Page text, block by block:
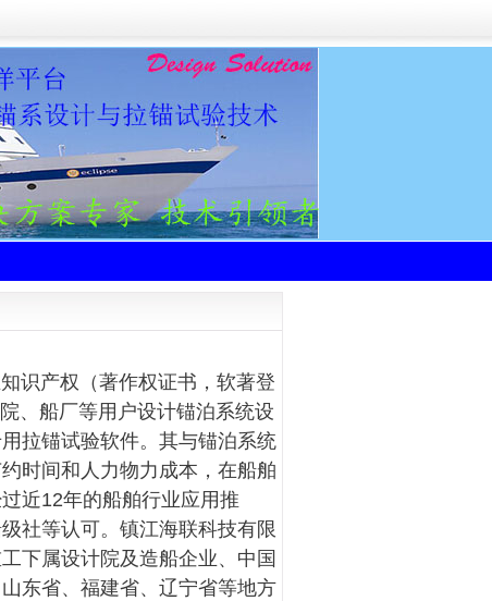
识产权（著作权证书，软著登
、船厂等用户设计锚泊系统设
拉锚试验软件。其与锚泊系统
时间和人力物力成本，在船舶
近12年的船舶行业应用推
社等认可。镇江海联科技有限
下属设计院及造船企业、中国
东省、福建省、辽宁省等地方